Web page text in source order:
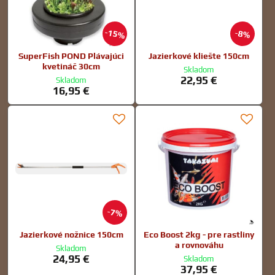
15%
SuperFish POND Plávajúci
kvetináč 30cm
Skladom
16,95 €
8%
Jazierkové kliešte 150cm
Skladom
22,95 €
7%
Jazierkové nožnice 150cm
Skladom
24,95 €
Eco Boost 2kg - pre rastliny
a rovnováhu
Skladom
37,95 €